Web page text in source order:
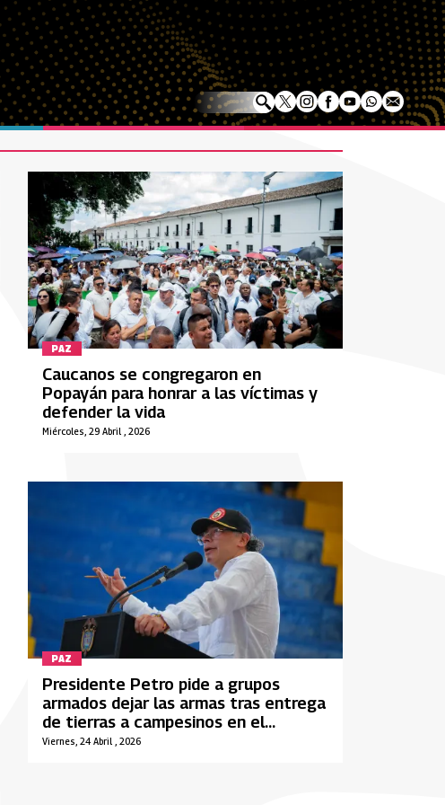
PAZ
Miércoles, 29 Abril , 2026
Caucanos se congregaron en
Popayán para honrar a las víctimas y
defender la vida
PAZ
Viernes, 24 Abril , 2026
Presidente Petro pide a grupos
armados dejar las armas tras entrega
de tierras a campesinos en el
Magdalena Medio